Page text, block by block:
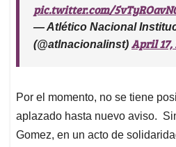
pic.twitter.com/
— Atlético Nacional
(@atlnacionalinst) April 17,
Por el momento, no se tiene
aplazado hasta nuevo aviso.
Gomez, en un acto de